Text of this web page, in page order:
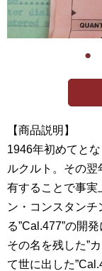
●
【商品説明】
1946年初めてと
ルクルト。その
有することで事実
ン・コンスタンチ
る”Cal.477”の開
その名を残した”
て世に出した